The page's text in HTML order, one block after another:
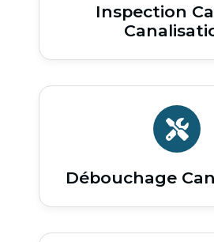
Inspection
Débouchage